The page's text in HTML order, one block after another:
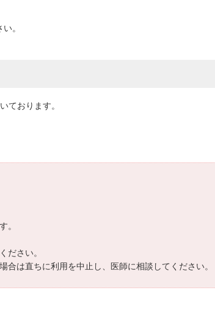
。
ております。
。
ださい。
は直ちに利用を中止し、医師に相談してください。